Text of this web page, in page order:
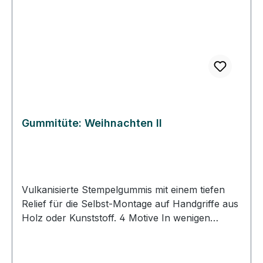
Gummitüte: Weihnachten II
Vulkanisierte Stempelgummis mit einem tiefen
Relief für die Selbst-Montage auf Handgriffe aus
Holz oder Kunststoff. 4 Motive In wenigen